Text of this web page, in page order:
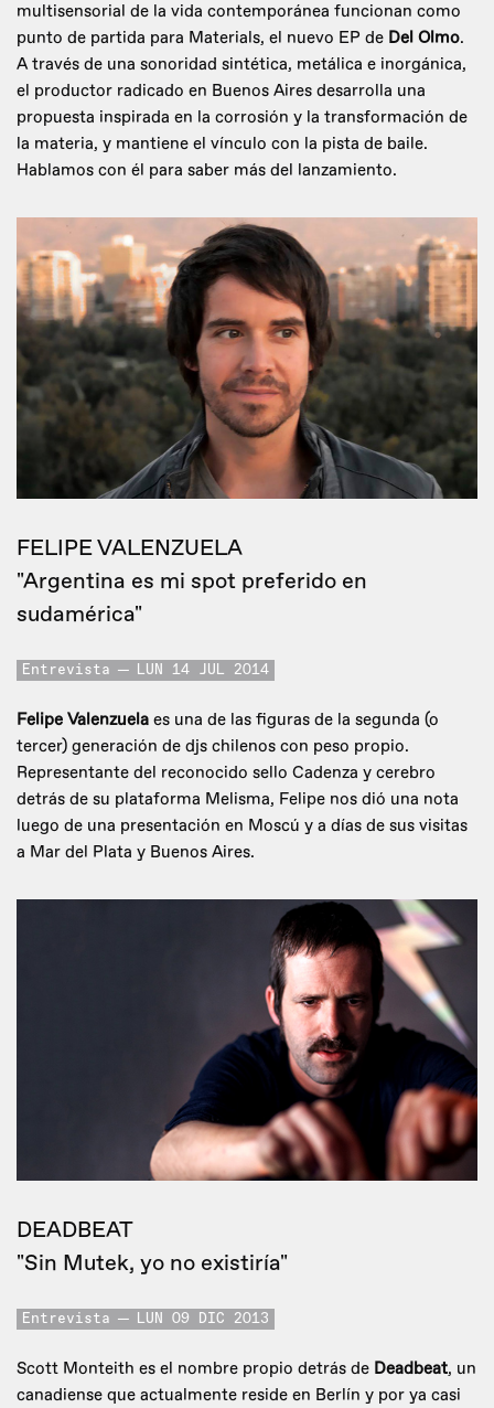
multisensorial de la vida contemporánea funcionan como
punto de partida para Materials, el nuevo EP de Del Olmo.
A través de una sonoridad sintética, metálica e inorgánica,
el productor radicado en Buenos Aires desarrolla una
propuesta inspirada en la corrosión y la transformación de
la materia, y mantiene el vínculo con la pista de baile.
Hablamos con él para saber más del lanzamiento.
FELIPE VALENZUELA
"Argentina es mi spot preferido en
sudamérica"
Entrevista LUN 14 JUL 2014
Felipe Valenzuela es una de las figuras de la segunda (o
tercer) generación de djs chilenos con peso propio.
Representante del reconocido sello Cadenza y cerebro
detrás de su plataforma Melisma, Felipe nos dió una nota
luego de una presentación en Moscú y a días de sus visitas
a Mar del Plata y Buenos Aires.
DEADBEAT
"Sin Mutek, yo no existiría"
Entrevista LUN 09 DIC 2013
Scott Monteith es el nombre propio detrás de Deadbeat, un
canadiense que actualmente reside en Berlín y por ya casi